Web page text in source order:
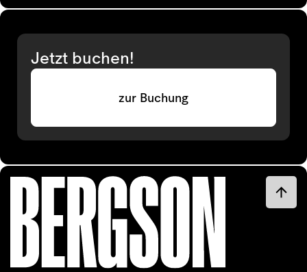
Jetzt buchen!
zur Buchung